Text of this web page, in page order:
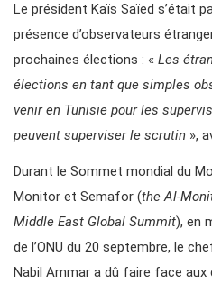
Le président Kaïs Saïed s’était
présence d’observateurs
prochaines élections : « Les
élections en tant que simples
venir en Tunisie pour les
peuvent superviser le scrutin »,
Durant le Sommet mondial du
Monitor et Semafor (the Al-
Middle East Global Summit), en
de l’ONU du 20 septembre, le
Nabil Ammar a dû faire face